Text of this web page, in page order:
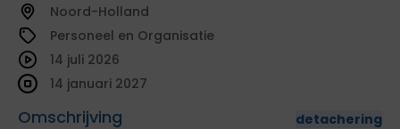
Noord-Holland
Personeel en Organisatie
Omschrijving detachering
14 juli 2026
14 januari 2027